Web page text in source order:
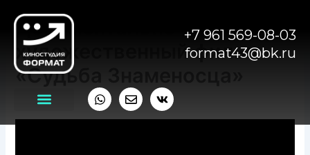
содержимому
+7 961 569-08-03
format43@bk.ru
Whatsapp
Envelope
Vk
Документально-
художественный фильм
«Судьба Знаменосца»
spectrum_admin/09.09.2025